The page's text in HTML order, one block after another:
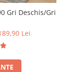
Gri Deschis/Gri
Lei